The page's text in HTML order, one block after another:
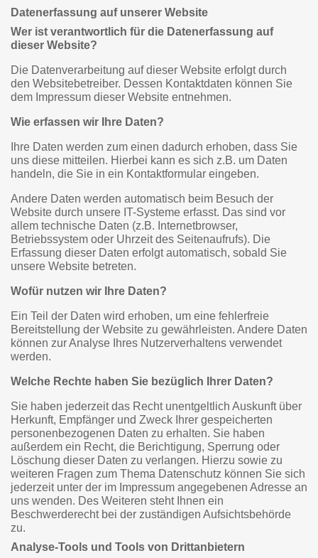
Datenerfassung auf unserer Website
Wer ist verantwortlich für die Datenerfassung auf
dieser Website?
Die Datenverarbeitung auf dieser Website erfolgt durch
den Websitebetreiber. Dessen Kontaktdaten können Sie
dem Impressum dieser Website entnehmen.
Wie erfassen wir Ihre Daten?
Ihre Daten werden zum einen dadurch erhoben, dass Sie
uns diese mitteilen. Hierbei kann es sich z.B. um Daten
handeln, die Sie in ein Kontaktformular eingeben.
Andere Daten werden automatisch beim Besuch der
Website durch unsere IT-Systeme erfasst. Das sind vor
allem technische Daten (z.B. Internetbrowser,
Betriebssystem oder Uhrzeit des Seitenaufrufs). Die
Erfassung dieser Daten erfolgt automatisch, sobald Sie
unsere Website betreten.
Wofür nutzen wir Ihre Daten?
Ein Teil der Daten wird erhoben, um eine fehlerfreie
Bereitstellung der Website zu gewährleisten. Andere Daten
können zur Analyse Ihres Nutzerverhaltens verwendet
werden.
Welche Rechte haben Sie bezüglich Ihrer Daten?
Sie haben jederzeit das Recht unentgeltlich Auskunft über
Herkunft, Empfänger und Zweck Ihrer gespeicherten
personenbezogenen Daten zu erhalten. Sie haben
außerdem ein Recht, die Berichtigung, Sperrung oder
Löschung dieser Daten zu verlangen. Hierzu sowie zu
weiteren Fragen zum Thema Datenschutz können Sie sich
jederzeit unter der im Impressum angegebenen Adresse an
uns wenden. Des Weiteren steht Ihnen ein
Beschwerderecht bei der zuständigen Aufsichtsbehörde
zu.
Analyse-Tools und Tools von Drittanbietern